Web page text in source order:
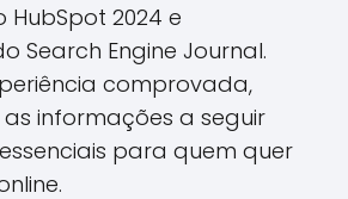
2024 e
Search Engine Journal.
comprovada,
informações a seguir
para quem quer